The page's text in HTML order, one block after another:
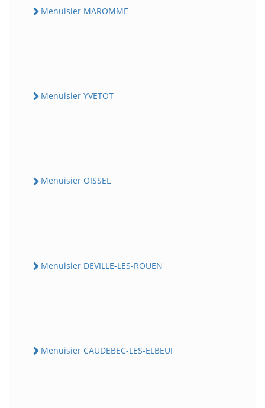
Menuisier MAROMME
Menuisier YVETOT
Menuisier OISSEL
Menuisier DEVILLE-LES-ROUEN
Menuisier CAUDEBEC-LES-ELBEUF